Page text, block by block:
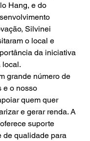
Hang, e do
Silvinei
o local e
da iniciativa
local.
grande número de
e o nosso
quem quer
e gerar renda. A
suporte
de qualidade para